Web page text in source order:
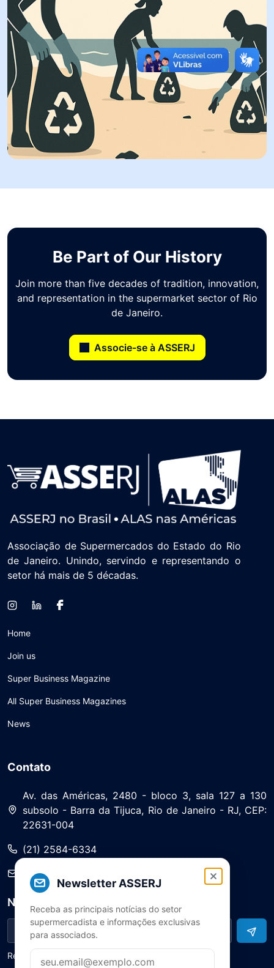
Be Part of Our History
Join more than five decades of tradition, innovation,
and representation in the supermarket sector of Rio
de Janeiro.
Associe-se à ASSERJ
Newsletter ASSERJ
Receba as principais notícias do setor
supermercadista e informações exclusivas
para associados.
Associação de Supermercados do Estado do Rio
de Janeiro. Unindo, servindo e representando o
setor há mais de 5 décadas.
Home
Join us
Super Business Magazine
All Super Business Magazines
News
Contato
Av. das Américas, 2480 - bloco 3, sala 127 a 130
subsolo - Barra da Tijuca, Rio de Janeiro - RJ, CEP:
22631-004
(21) 2584-6334
saa@asserj.com.br
Newsletter
Receba notícias e atualizações do setor